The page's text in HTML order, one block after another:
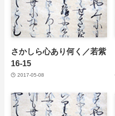
さかしら心あり何く／若紫
16-15
2017-05-08